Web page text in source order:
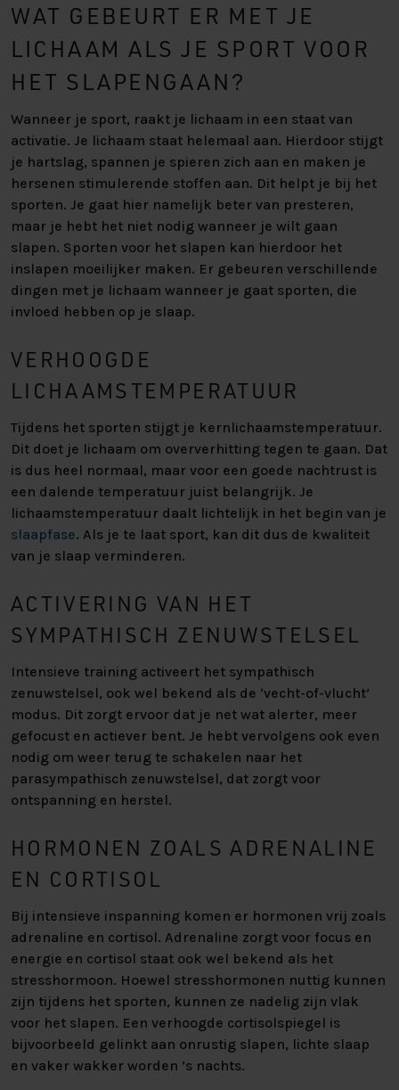
WAT GEBEURT ER MET JE
LICHAAM ALS JE SPORT VOOR
HET SLAPENGAAN?
Wanneer je sport, raakt je lichaam in een staat van
activatie. Je lichaam staat helemaal aan. Hierdoor stijgt
je hartslag, spannen je spieren zich aan en maken je
hersenen stimulerende stoffen aan. Dit helpt je bij het
sporten. Je gaat hier namelijk beter van presteren,
maar je hebt het niet nodig wanneer je wilt gaan
slapen. Sporten voor het slapen kan hierdoor het
inslapen moeilijker maken. Er gebeuren verschillende
dingen met je lichaam wanneer je gaat sporten, die
invloed hebben op je slaap.
VERHOOGDE
LICHAAMSTEMPERATUUR
Tijdens het sporten stijgt je kernlichaamstemperatuur.
Dit doet je lichaam om oververhitting tegen te gaan. Dat
is dus heel normaal, maar voor een goede nachtrust is
een dalende temperatuur juist belangrijk. Je
lichaamstemperatuur daalt lichtelijk in het begin van je
slaapfase. Als je te laat sport, kan dit dus de kwaliteit
van je slaap verminderen.
ACTIVERING VAN HET
SYMPATHISCH ZENUWSTELSEL
Intensieve training activeert het sympathisch
zenuwstelsel, ook wel bekend als de ‘vecht-of-vlucht’
modus. Dit zorgt ervoor dat je net wat alerter, meer
gefocust en actiever bent. Je hebt vervolgens ook even
nodig om weer terug te schakelen naar het
parasympathisch zenuwstelsel, dat zorgt voor
ontspanning en herstel.
HORMONEN ZOALS ADRENALINE
EN CORTISOL
Bij intensieve inspanning komen er hormonen vrij zoals
adrenaline en cortisol. Adrenaline zorgt voor focus en
energie en cortisol staat ook wel bekend als het
stresshormoon. Hoewel stresshormonen nuttig kunnen
zijn tijdens het sporten, kunnen ze nadelig zijn vlak
voor het slapen. Een verhoogde cortisolspiegel is
bijvoorbeeld gelinkt aan onrustig slapen, lichte slaap
en vaker wakker worden ’s nachts.